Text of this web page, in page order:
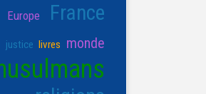
Europe France
justice livres monde